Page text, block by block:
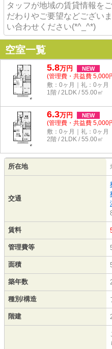
タッフが地域の賃貸情報を
だわりやご要望などござい
い合わせください(*^_^*)
空室一覧
5.8万円 NEW
(管理費・共益費 5,000
敷：0ヶ月｜礼：0ヶ月
1階 / 2LDK / 55.00㎡
6.3万円 NEW
(管理費・共益費 5,000
敷：0ヶ月｜礼：0ヶ月
2階 / 2LDK / 55.00㎡
所在地
交通
賃料
管理費等
面積
築年数
種別/構造
階建